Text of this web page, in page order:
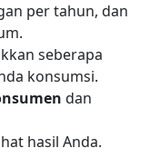
per tahun, dan
seberapa
konsumsi.
dan
hasil Anda.